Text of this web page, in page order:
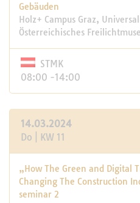
Gebäuden
Holz+ Campus Graz,
Österreichisches
STMK
08:00 -14:00
14.03.2024
Do | KW 11
„How The Green and Digital
Changing The Construction
seminar 2